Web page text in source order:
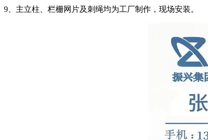
9、主立柱、栏栅网片及刺绳均为工厂制作，现场安装。